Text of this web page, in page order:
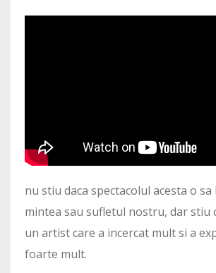
nu stiu daca spectacolul acesta o
mintea sau sufletul nostru, dar stiu
un artist care a incercat mult si a
foarte mult.